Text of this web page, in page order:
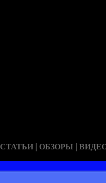
СТАТЬИ | ОБЗОРЫ |